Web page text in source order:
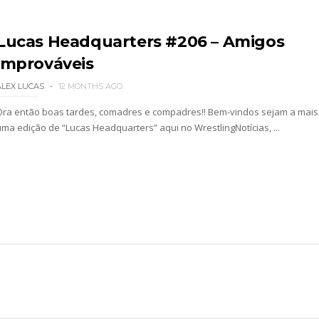
Jon Moxley salvou a identidade da empresa
perto de interromper combate de Brie Bella
sem Brie Bella
no México revelado
Headquarters #206 – Amigos
LUCAS 12 MONTHS AGO
então boas tardes, comadres e compadres!! Bem-vindos sejam a mais
edição de “Lucas Headquarters” aqui no WrestlingNotícias, ...